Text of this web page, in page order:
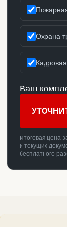
Охрана
Ваш
Итоговая цена
и текущих
бесплатного